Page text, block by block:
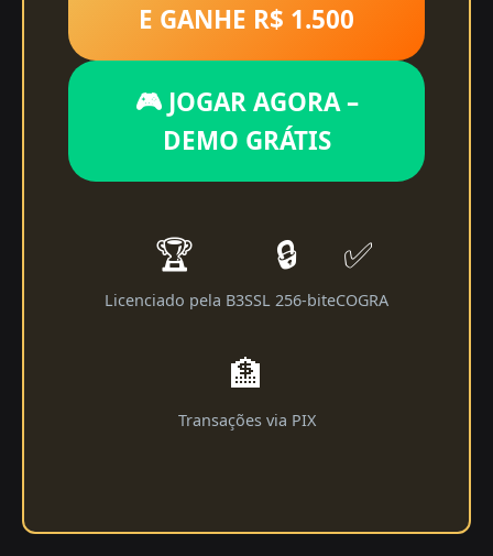
E GANHE R$ 1.500
🎮 JOGAR AGORA –
DEMO GRÁTIS
🏆
Licenciado pela B3
🔒
SSL 256-bit
✅
eCOGRA
🏦
Transações via PIX